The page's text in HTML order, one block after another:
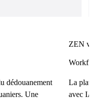
dédouanement
Une
ZEN
La
avec